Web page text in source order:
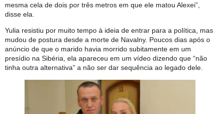
mesma cela de dois por três metros em que ele matou Alexei”,
disse ela.
Yulia resistiu por muito tempo à ideia de entrar para a política, mas
mudou de postura desde a morte de Navalny. Poucos dias após o
anúncio de que o marido havia morrido subitamente em um
presídio na Sibéria, ela apareceu em um vídeo dizendo que “não
tinha outra alternativa” a não ser dar sequência ao legado dele.